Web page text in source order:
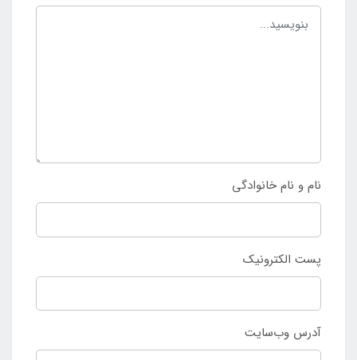
نام و نام خانوادگی
پست الکترونیک
آدرس وب‌سایت